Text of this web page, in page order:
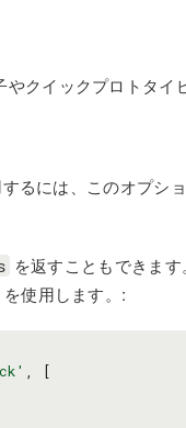
クイックプロトタイ
るには、このオプシ
を返すこともできま
を使用します。:
,
[